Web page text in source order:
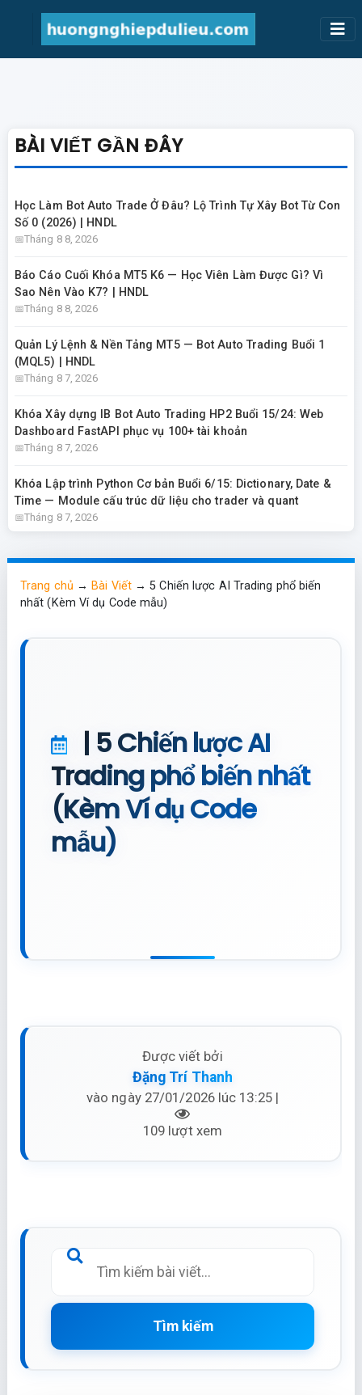
BÀI VIẾT GẦN ĐÂY
Học Làm Bot Auto Trade Ở Đâu? Lộ Trình Tự Xây Bot Từ Con
Số 0 (2026) | HNDL
Tháng 8 8, 2026
Báo Cáo Cuối Khóa MT5 K6 — Học Viên Làm Được Gì? Vì
Sao Nên Vào K7? | HNDL
Tháng 8 8, 2026
Quản Lý Lệnh & Nền Tảng MT5 — Bot Auto Trading Buổi 1
(MQL5) | HNDL
Tháng 8 7, 2026
Khóa Xây dựng IB Bot Auto Trading HP2 Buổi 15/24: Web
Dashboard FastAPI phục vụ 100+ tài khoản
Tháng 8 7, 2026
Khóa Lập trình Python Cơ bản Buổi 6/15: Dictionary, Date &
Time — Module cấu trúc dữ liệu cho trader và quant
Tháng 8 7, 2026
Trang chủ →Bài Viết→5 Chiến lược AI Trading phổ biến
nhất (Kèm Ví dụ Code mẫu)
| 5 Chiến lược AI
Trading phổ biến nhất
(Kèm Ví dụ Code
mẫu)
Được viết bởi
Đặng Trí Thanh
vào ngày 27/01/2026 lúc 13:25 |
109 lượt xem
Tìm kiếm